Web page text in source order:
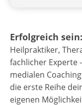
Erfolgreich sein:
Heilpraktiker,
fachlicher Experte
medialen
die erste Reihe
eigenen